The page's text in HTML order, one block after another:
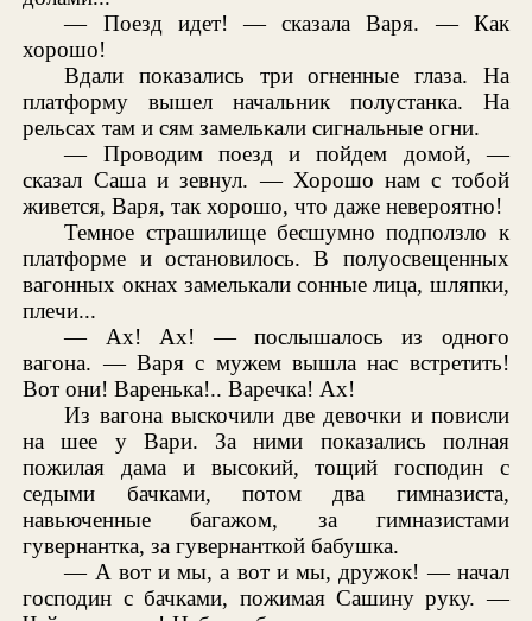
— Поезд идет! — сказала Варя. — Как
хорошо!
Вдали показались три огненные глаза. На
платформу вышел начальник полустанка. На
рельсах там и сям замелькали сигнальные огни.
— Проводим поезд и пойдем домой, —
сказал Саша и зевнул. — Хорошо нам с тобой
живется, Варя, так хорошо, что даже невероятно!
Темное страшилище бесшумно подползло к
платформе и остановилось. В полуосвещенных
вагонных окнах замелькали сонные лица, шляпки,
плечи...
— Ах! Ах! — послышалось из одного
вагона. — Варя с мужем вышла нас встретить!
Вот они! Варенька!.. Варечка! Ах!
Из вагона выскочили две девочки и повисли
на шее у Вари. За ними показались полная
пожилая дама и высокий, тощий господин с
седыми бачками, потом два гимназиста,
навьюченные багажом, за гимназистами
гувернантка, за гувернанткой бабушка.
— А вот и мы, а вот и мы, дружок! — начал
господин с бачками, пожимая Сашину руку. —